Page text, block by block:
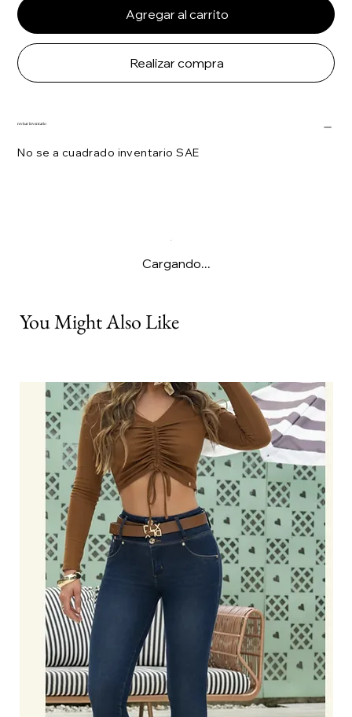
Agregar al carrito
Realizar compra
revisar inventario
No se a cuadrado inventario SAE
Cargando...
You Might Also Like